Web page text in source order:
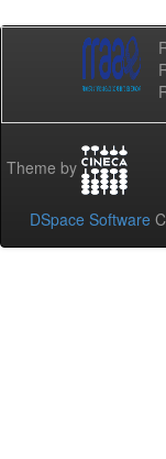
Theme by
DSpace Software